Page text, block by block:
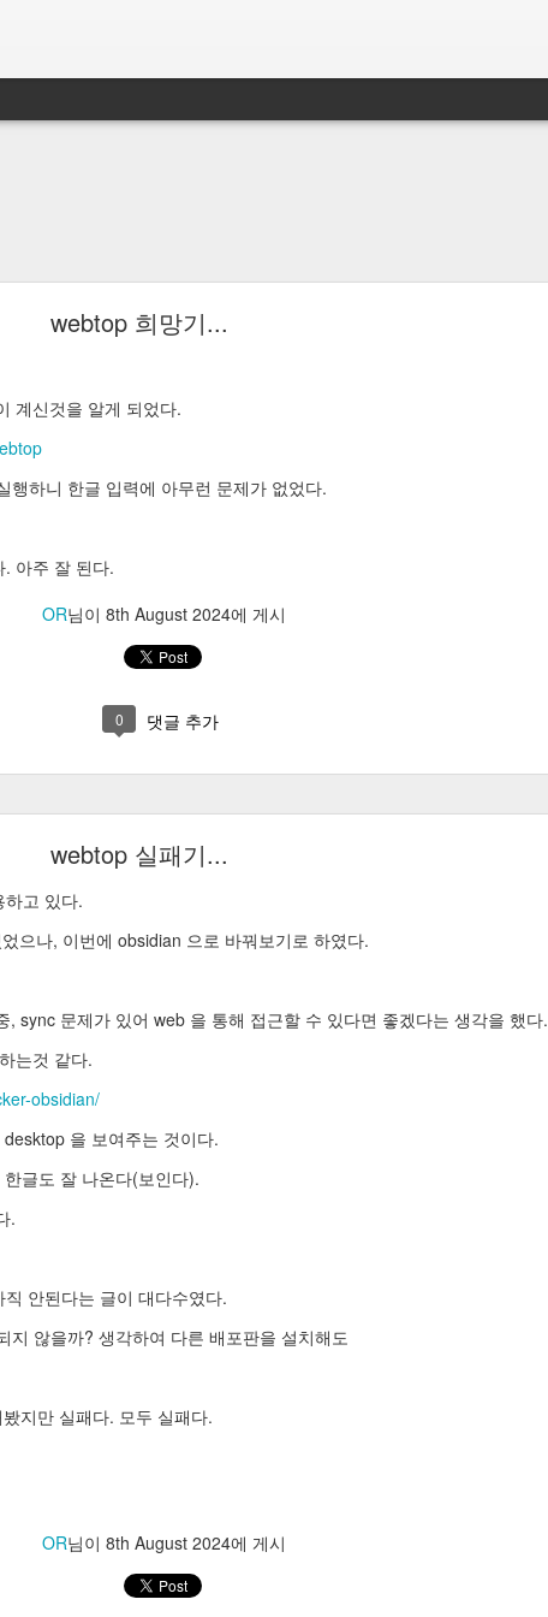
webtop 희망기...
계신것을 알게 되었다.
하니 한글 입력에 아무런 문제가 없었다.
아주 잘 된다.
OR님이 8th August 2024에 게시
0 댓글 추가
webtop 실패기...
하고 있다.
으나, 이번에 obsidian 으로 바꿔보기로 하였다.
sync 문제가 있어 web 을 통해 접근할 수 있다면 좋겠다는 생각을 했다.
는것 같다.
obsidian/
을 보여주는 것이다.
글도 잘 나온다(보인다).
.
안된다는 글이 대다수였다.
않을까? 생각하여 다른 배포판을 설치해도
지만 실패다. 모두 실패다.
OR님이 8th August 2024에 게시